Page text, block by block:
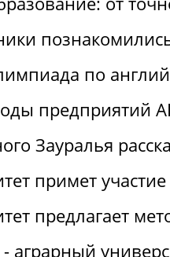
по
предприятий
Зауралья
примет
предлагает
аграрный